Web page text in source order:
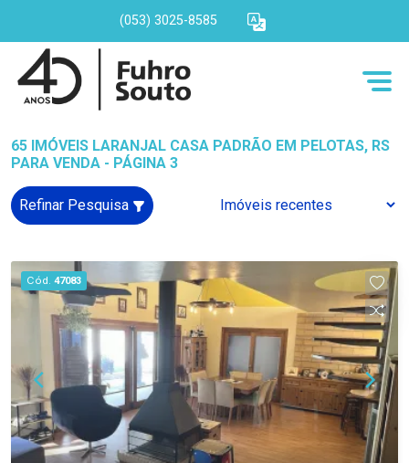
(053) 3025-8585
65 IMÓVEIS LARANJAL CASA PADRÃO EM PELOTAS, RS
PARA VENDA - PÁGINA 3
Refinar Pesquisa
Cód. 47083